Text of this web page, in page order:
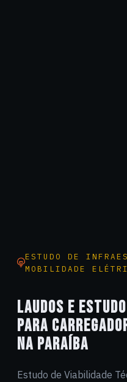
ESTUDO DE
MOBILIDADE
LAUDOS E
PARA
NA PARAÍBA
Estudo de Viabilidade